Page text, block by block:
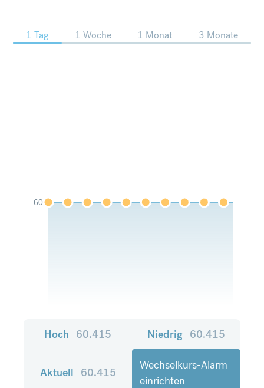
1 Tag 1 Woche 1 Monat 3 Monate
60
Hoch 60.415 Niedrig 60.415
Aktuell 60.415
Wechselkurs-Alarm
einrichten